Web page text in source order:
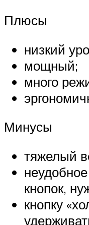
Плюсы
низкий
мощный;
много
Минусы
тяжелый
кнопок,
кнопку